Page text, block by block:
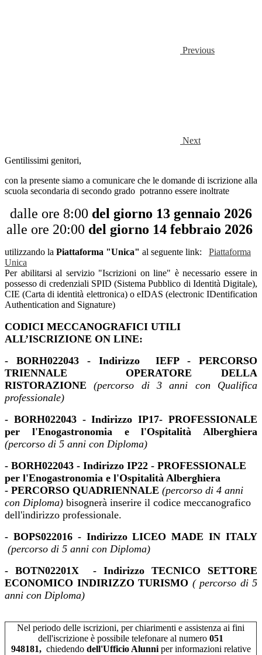
Previous
Next
Gentilissimi genitori,
con la presente siamo a comunicare che le domande di iscrizione alla
scuola secondaria di secondo grado potranno essere inoltrate
dalle ore 8:00 del giorno 13 gennaio 2026
alle ore 20:00 del giorno 14 febbraio 2026
utilizzando la Piattaforma "Unica" al seguente link: Piattaforma
Unica
Per abilitarsi al servizio "Iscrizioni on line" è necessario essere in
possesso di credenziali SPID (Sistema Pubblico di Identità Digitale),
CIE (Carta di identità elettronica) o eIDAS (electronic IDentification
Authentication and Signature)
CODICI MECCANOGRAFICI UTILI
ALL’ISCRIZIONE ON LINE:
- BORH022043 - Indirizzo IEFP - PERCORSO
TRIENNALE OPERATORE DELLA
RISTORAZIONE(percorso di 3 anni con Qualifica
professionale)
- BORH022043 - Indirizzo IP17- PROFESSIONALE
per l'Enogastronomia e l'Ospitalità Alberghiera
(percorso di 5 anni con Diploma)
- BORH022043 - Indirizzo IP22 - PROFESSIONALE
per l'Enogastronomia e l'Ospitalità Alberghiera
- PERCORSO QUADRIENNALE (percorso di 4 anni
con Diploma) bisognerà inserire il codice meccanografico
dell'indirizzo professionale.
- BOPS022016 - IndirizzoLICEO MADE IN ITALY
(percorso di 5 anni con Diploma)
- BOTN02201X
- Indirizzo TECNICO SETTORE
ECONOMICO INDIRIZZO TURISMO ( percorso di 5
anni con Diploma)
Nel periodo delle iscrizioni, per chiarimenti e assistenza ai fini
dell'iscrizione è possibile telefonare al numero 051
948181, chiedendo dell'Ufficio Alunni per informazioni relative